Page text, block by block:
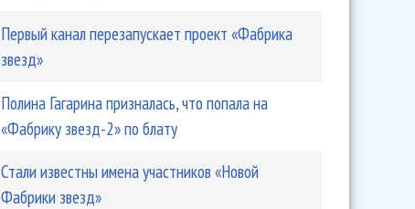
Первый канал перезапускает проект «Фабрика
звезд»
Полина Гагарина призналась, что попала на
«Фабрику звезд-2» по блату
Стали известны имена участников «Новой
Фабрики звезд»